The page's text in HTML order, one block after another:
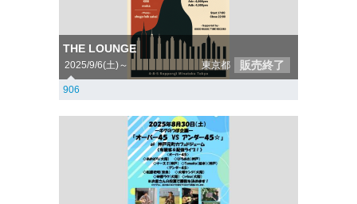
THE LOUNGE
2025/9/6(土)～ 東京都 販売終了
906